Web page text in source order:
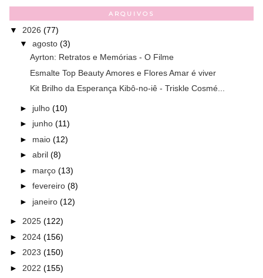
ARQUIVOS
▼ 2026 (77)
▼ agosto (3)
Ayrton: Retratos e Memórias - O Filme
Esmalte Top Beauty Amores e Flores Amar é viver
Kit Brilho da Esperança Kibô-no-iê - Triskle Cosmé...
► julho (10)
► junho (11)
► maio (12)
► abril (8)
► março (13)
► fevereiro (8)
► janeiro (12)
► 2025 (122)
► 2024 (156)
► 2023 (150)
► 2022 (155)